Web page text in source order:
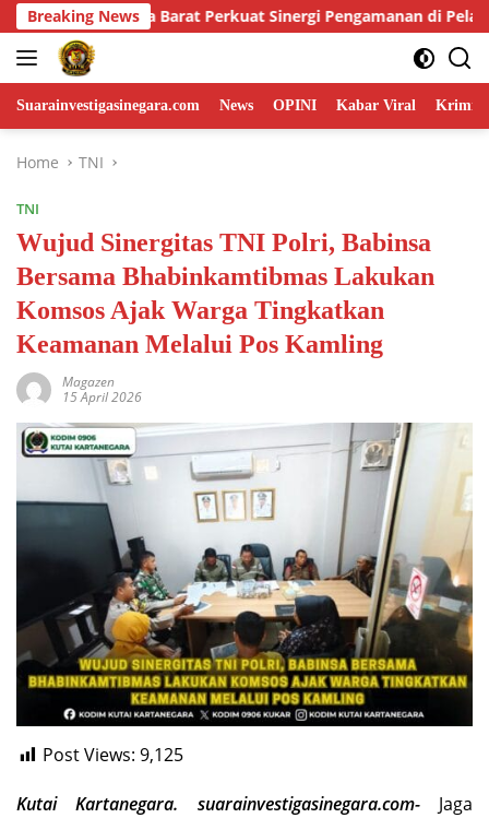
Skip
to
content
Breaking News
di Pelabuhan Tanjung Kalian Wujudkan
Suarainvestigasinegara.com News OPINI Kabar Viral
Home TNI
TNI
Wujud Sinergitas TNI Polri, Babinsa
Bersama Bhabinkamtibmas Lakukan
Komsos Ajak Warga Tingkatkan
Keamanan Melalui Pos Kamling
Magazen
15 April 2026
Post Views: 9,125
Kutai Kartanegara. suarainvestigasinegara.com-Jaga